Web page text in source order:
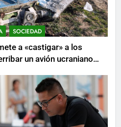
SOCIEDAD
a «castigar» a los
un avión ucraniano